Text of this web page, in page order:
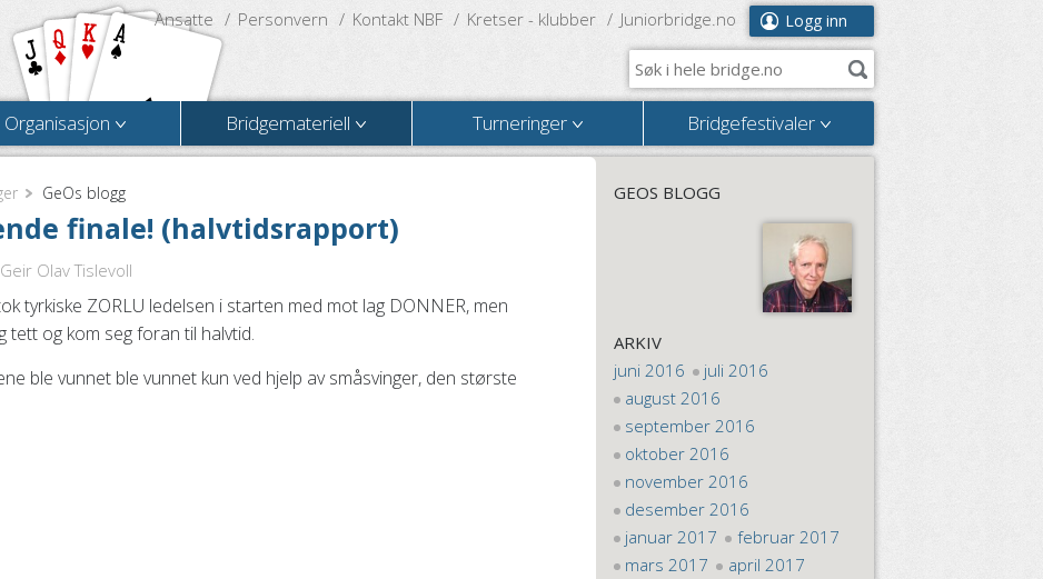
Logg inn
Ansatte Personvern Kontakt NBF Kretser - klubber Juniorbridge.no
Organisasjon Bridgemateriell Turneringer Bridgefestivaler
GeOs blogg
finale! (halvtidsrapport)
Olav Tislevoll
tyrkiske ZORLU ledelsen i starten med mot lag DONNER, men
tett og kom seg foran til halvtid.
ble vunnet ble vunnet kun ved hjelp av småsvinger, den største
GEOS BLOGG
ARKIV
juni 2016
juli 2016
august 2016
september 2016
oktober 2016
november 2016
desember 2016
januar 2017
februar 2017
mars 2017
april 2017